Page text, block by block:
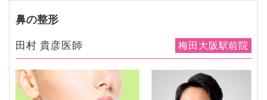
鼻の整形
田村 貴彦医師 梅田大阪駅前院